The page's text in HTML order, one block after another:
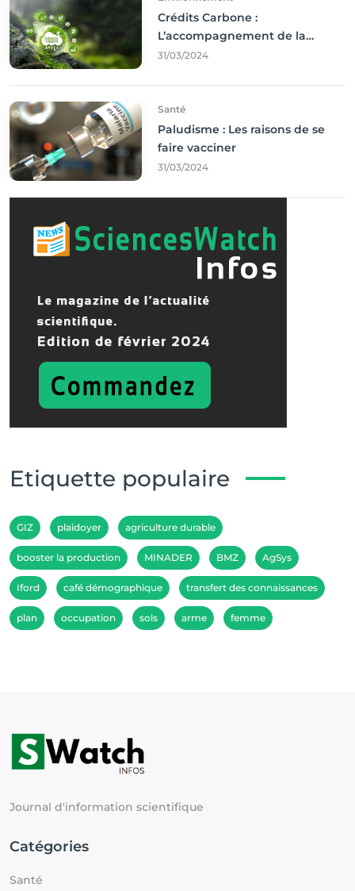
Crédits Carbone :
L’accompagnement de la
Francophonie
31/03/2024
Santé
Paludisme : Les raisons de se
faire vacciner
31/03/2024
Etiquette populaire
GIZ plaidoyer agriculture durable
booster la production MINADER BMZ AgSys
Iford café démographique transfert des connaissances
plan occupation sols arme femme
Journal d'information scientifique
Catégories
Santé